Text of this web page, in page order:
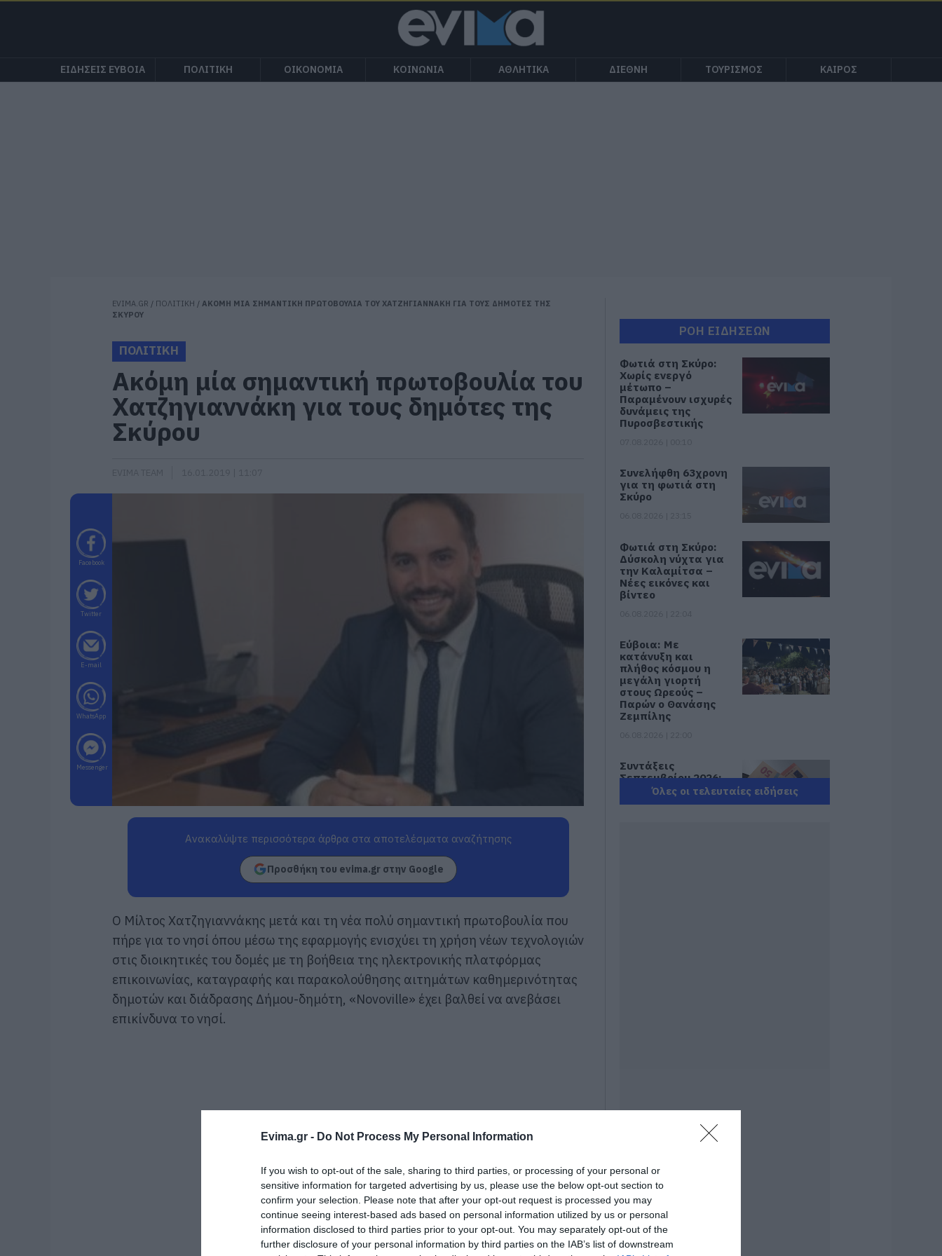
Evima.gr - Do Not Process My Personal Information
If you wish to opt-out of the sale, sharing to third parties, or processing of your personal or
sensitive information for targeted advertising by us, please use the below opt-out section to
confirm your selection. Please note that after your opt-out request is processed you may
continue seeing interest-based ads based on personal information utilized by us or personal
information disclosed to third parties prior to your opt-out. You may separately opt-out of the
further disclosure of your personal information by third parties on the IAB’s list of downstream
ΕΙΔΗΣΕΙΣ ΕΥΒΟΙΑ ΠΟΛΙΤΙΚΗ ΟΙΚΟΝΟΜΙΑ ΚΟΙΝΩΝΙΑ ΑΘΛΗΤΙΚΑ ΔΙΕΘΝΗ ΤΟΥΡΙΣΜΟΣ ΚΑΙΡΟΣ
EVIMA.GR / ΠΟΛΙΤΙΚΗ / ΑΚΟΜΗ ΜΙΑ ΣΗΜΑΝΤΙΚΗ ΠΡΩΤΟΒΟΥΛΙΑ ΤΟΥ ΧΑΤΖΗΓΙΑΝΝΑΚΗ ΓΙΑ ΤΟΥΣ ΔΗΜΟΤΕΣ ΤΗΣ
ΣΚΥΡΟΥ
ΠΟΛΙΤΙΚΗ
Ακόμη μία σημαντική πρωτοβουλία του
Χατζηγιαννάκη για τους δημότες της
Σκύρου
Facebook
Twitter
E-mail
WhatsApp
Messenger
Ανακαλύψτε περισσότερα άρθρα στα αποτελέσματα αναζήτησης
Προσθήκη του evima.gr στην Google
Ο Μίλτος Χατζηγιαννάκης μετά και τη νέα πολύ σημαντική πρωτοβουλία που
πήρε για το νησί όπου μέσω της εφαρμογής ενισχύει τη χρήση νέων τεχνολογιών
στις διοικητικές του δομές με τη βοήθεια της ηλεκτρονικής πλατφόρμας
επικοινωνίας, καταγραφής και παρακολούθησης αιτημάτων καθημερινότητας
δημοτών και διάδρασης Δήμου-δημότη, «Νovoville» έχει βαλθεί να ανεβάσει
επικίνδυνα το νησί.
ΡΟΗ ΕΙΔΗΣΕΩΝ
Φωτιά στη Σκύρο:
Χωρίς ενεργό
μέτωπο –
Παραμένουν ισχυρές
δυνάμεις της
Πυροσβεστικής
Συνελήφθη 63χρονη
για τη φωτιά στη
Σκύρο
Φωτιά στη Σκύρο:
Δύσκολη νύχτα για
την Καλαμίτσα –
Νέες εικόνες και
βίντεο
Εύβοια: Με
κατάνυξη και
πλήθος κόσμου η
μεγάλη γιορτή
στους Ωρεούς –
Παρών ο Θανάσης
Ζεμπίλης
Συντάξεις
Σεπτεμβρίου 2026:
Πότε πληρώνονται
οι δικαιούχοι – Οι
«Ανάσα» για τους
αγρότες στην
Εύβοια:
Ολοκληρώθηκε
μεγάλο έργο
06.08.2026 | 20:40
Όλες οι τελευταίες ειδήσεις